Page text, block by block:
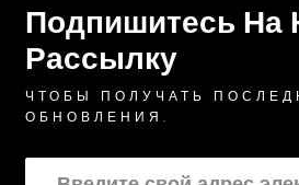
Подпишитесь На
Рассылку
ЧТОБЫ ПОЛУЧАТЬ
ОБНОВЛЕНИЯ.